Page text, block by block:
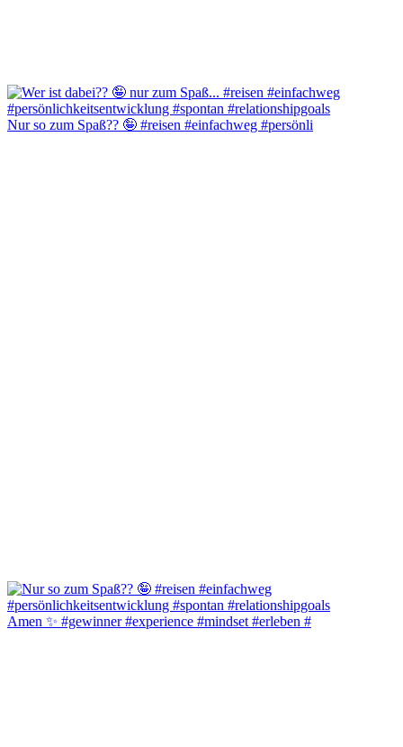
Nur so zum Spaß?? 🤪 #reisen #einfachweg #persönli
Amen ✨️ #gewinner #experience #mindset #erleben #